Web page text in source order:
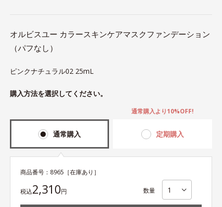
オルビスユー カラースキンケアマスクファンデーション
（パフなし）
ピンクナチュラル02 25mL
購入方法を選択してください。
通常購入 定期購入
通常購入より10%OFF!
商品番号： 8965 ［在庫あり］
税込2,310円 数量